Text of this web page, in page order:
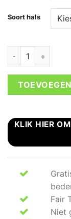
Soort hals
Karma is a bitch
KLIK HIER
Fair
Niet